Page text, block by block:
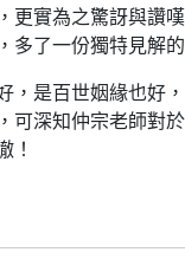
更實為之驚訝與讚
多了一份獨特見解
，是百世姻緣也好
可深知仲宗老師對
！